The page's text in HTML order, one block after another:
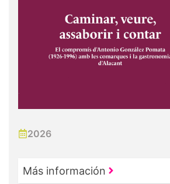
2026
Más información